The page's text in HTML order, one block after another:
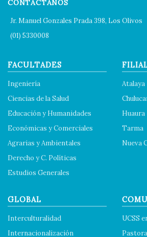
CONTÁCTANOS
Jr. Manuel Gonzales Prada 398, Los Olivos
(01) 5330008
FACULTADES
Ingeniería
Ciencias de la Salud
Educación y Humanidades
Económicas y Comerciales
Agrarias y Ambientales
Derecho y C. Políticas
Estudios Generales
Atalaya
Huaura
Tarma
Nueva
GLOBAL
Interculturalidad
Internacionalización
UCSS